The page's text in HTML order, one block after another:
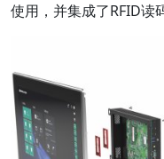
使用，并集成了RFID读